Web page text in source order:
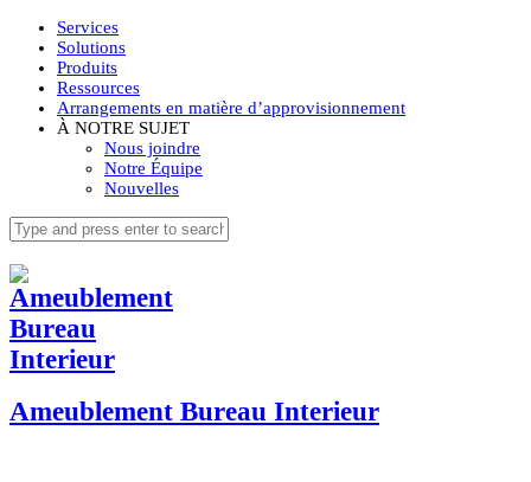
Services
Solutions
Produits
Ressources
Arrangements en matière d’approvisionnement
À NOTRE SUJET
Nous joindre
Notre Équipe
Nouvelles
Ameublement Bureau Interieur